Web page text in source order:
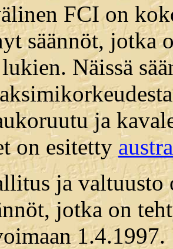
FCI on
säännöt, jotka
Näissä
ja
on esitetty
ja valtuusto
jotka on
1.4.1997.